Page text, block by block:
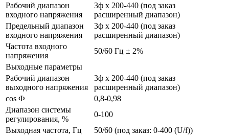
Рабочий диапазон
входного напряжения
3ф х 200-440 (под заказ
расширенный диапазон)
Предельный диапазон
входного напряжения
3ф х 200-440 (под заказ
расширенный диапазон)
Частота входного
напряжения
50/60 Гц ± 2%
Выходные параметры
Рабочий диапазон
выходного напряжения
3ф х 200-440 (под заказ
расширенный диапазон)
cos Ф
0,8-0,98
Диапазон системы
регулирования, %
0-100
Выходная частота, Гц
50/60 (под заказ: 0-400 (U/f))